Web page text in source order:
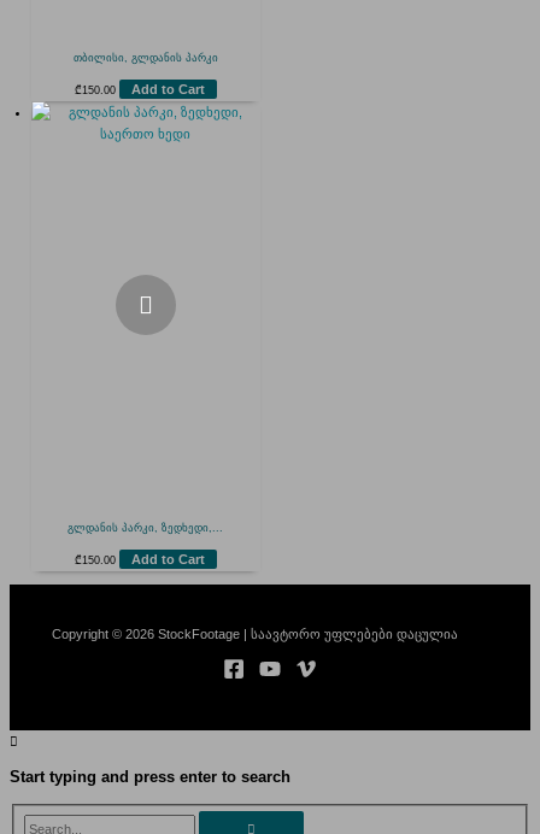
თბილისი, გლდანის პარკი
₾ 150.00 Add to Cart
გლდანის პარკი, ზედხედი,...
₾ 150.00 Add to Cart
Copyright © 2026 StockFootage | საავტორო უფლებები დაცულია
Start typing and press enter to search
Search...